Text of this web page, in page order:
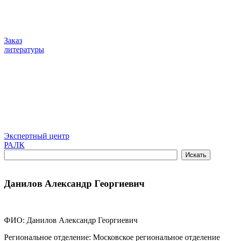
Заказ
литературы
Экспертный центр
РАЛК
Данилов Александр Георгиевич
ФИО: Данилов Александр Георгиевич
Региональное отделение: Московское региональное отделение